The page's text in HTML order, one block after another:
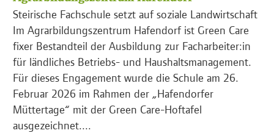
Steirische Fachschule setzt auf soziale Landwirtschaft
Im Agrarbildungszentrum Hafendorf ist Green Care
fixer Bestandteil der Ausbildung zur Facharbeiter:in
für ländliches Betriebs- und Haushaltsmanagement.
Für dieses Engagement wurde die Schule am 26.
Februar 2026 im Rahmen der „Hafendorfer
Müttertage“ mit der Green Care-Hoftafel
ausgezeichnet....